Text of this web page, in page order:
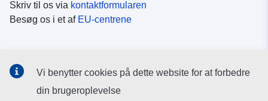
Skriv til os via kontaktformularen
Besøg os i et af EU-centrene
Søg efter EU's sider påsociale medier
Vi benytter cookies på dette website for at forbedre
din brugeroplevelse